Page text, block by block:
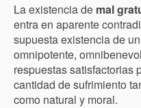
La existencia de mal
entra en aparente
supuesta existencia de
omnipotente,
respuestas satisfactorias
cantidad de sufrimiento
como natural y moral.